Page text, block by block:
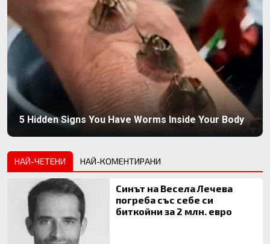
5 Hidden Signs You Have Worms Inside Your Body
НАЙ-ЧЕТЕНИ НАЙ-КОМЕНТИРАНИ
Синът на Весела Лечева
погреба със себе си
биткойни за 2 млн. евро